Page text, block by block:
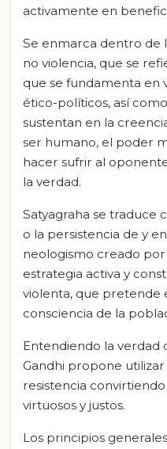
activamente en
Se enmarca dentro de
no violencia, que se
que se fundamenta en
ético-políticos, así
sustentan en la
ser humano, el poder
hacer sufrir al
la verdad.
Satyagraha se traduce
o la persistencia de y
neologismo creado por
estrategia activa y
violenta, que pretende
consciencia de la
Entendiendo la
Gandhi propone utilizar
resistencia
virtuosos y justos.
Los principios